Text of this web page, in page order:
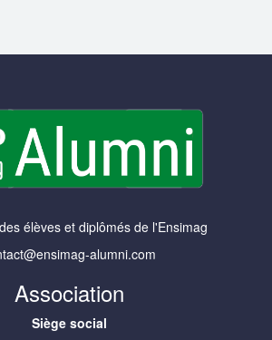
élèves et diplômés de l'Ensimag
alumni.com
Association
Siège social